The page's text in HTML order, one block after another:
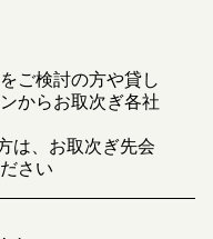
ご検討の方や貸し
からお取次ぎ各社
は、お取次ぎ先会
さい